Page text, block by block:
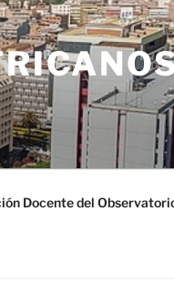
Docente del